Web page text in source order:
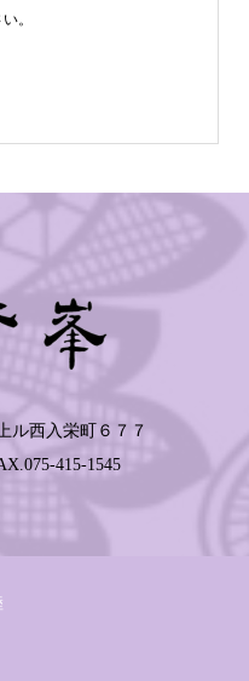
。
ル西入栄町６７７
415-1545